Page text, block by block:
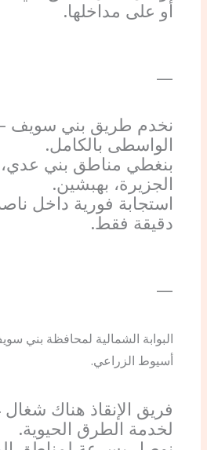
أو على مداخلها.
—
نخدم طريق بني سويف
الواسطى بالكامل.
بنغطي مناطق بني عدي،
الجزيرة، بهبشين.
دقيقة فقط.
—
البوابة الشمالية لمحافظة
أسيوط الزراعي.
لخدمة الطرق الحيوية.